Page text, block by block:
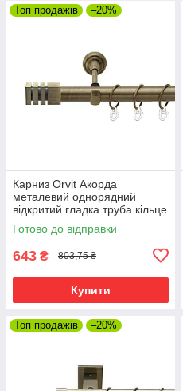
Топ продажів –20%
Карниз Orvit Акорда
металевий однорядний
відкритий гладка труба кільце
металеве Антик 25 мм 160
см (00-00025576)
Готово до відправки
643 ₴ 803,75 ₴
Купити
Топ продажів –20%